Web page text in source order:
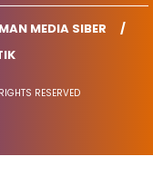
MEDIA SIBER
RESERVED